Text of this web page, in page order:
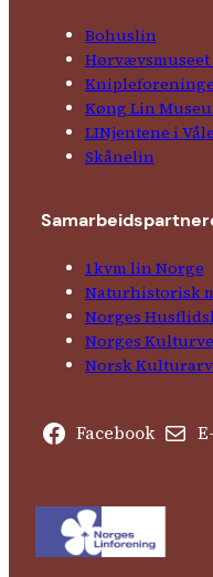
Bohuslin
Køng Lin
LINjentene i Våle
Skånelin
1kvm lin Norge
Natur­his­torisk­
Norges
Norges
Norsk Kulturarv
Facebook